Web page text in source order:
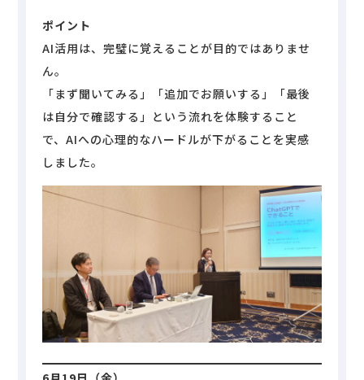
ポイント
AI活用は、完璧に覚えることが目的ではありませ
ん。
「まず聞いてみる」「追加でお願いする」「最後
は自分で確認する」という流れを体験すること
で、AIへの心理的なハードルが下がることを実感
しました。